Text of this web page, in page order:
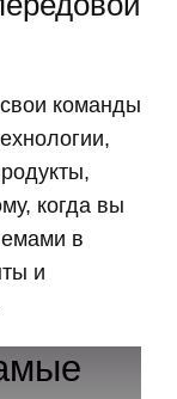
команды
когда вы
в
и